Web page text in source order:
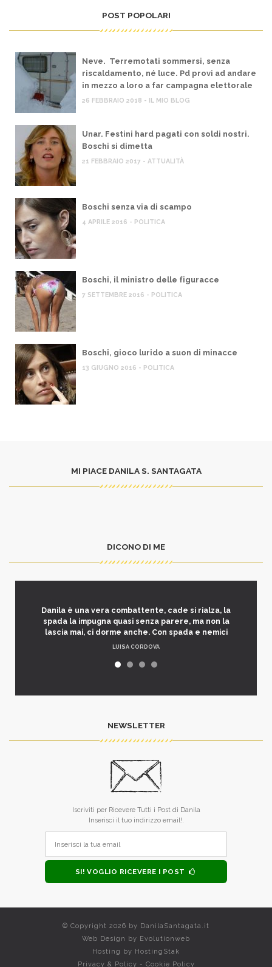
POST POPOLARI
Neve. Terremotati sommersi, senza
riscaldamento, né luce. Pd provi ad andare
in mezzo a loro a far campagna elettorale
26 FEBBRAIO 2018 - IL MIO BLOG
Unar. Festini hard pagati con soldi nostri.
Boschi si dimetta
21 FEBBRAIO 2017 - ATTUALITÀ
Boschi senza via di scampo
4 APRILE 2016 - POLITICA
Boschi, il ministro delle figuracce
7 SETTEMBRE 2016 - POLITICA
Boschi, gioco lurido a suon di minacce
13 GIUGNO 2016 - POLITICA
MI PIACE DANILA S. SANTAGATA
DICONO DI ME
Danila è una vera combattente, cade si rialza, la
spada la impugna quasi senza parere, ma non la
lascia mai, ci dorme anche. Con spada e nemici
LUISA CORDOVA
NEWSLETTER
Iscriviti per Ricevere Tutti i Post di Danila
Inserisci il tuo indirizzo email!.
SI! VOGLIO RICEVERE I POST
© Copyright 2026 by DanilaSantagata.it
Web Design by Evolutionweb
Hosting by HostingStak
Privacy & Policy - Cookie Policy